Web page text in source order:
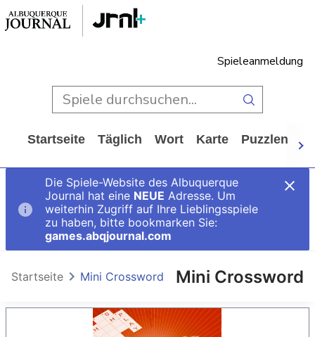
Spieleanmeldung
Startseite Täglich Wort Karte Puzzlen
Die Spiele-Website des Albuquerque
Journal hat eine NEUE Adresse. Um
weiterhin Zugriff auf Ihre Lieblingsspiele
zu haben, bitte bookmarken Sie:
games.abqjournal.com
Mini Crossword
Startseite Mini Crossword